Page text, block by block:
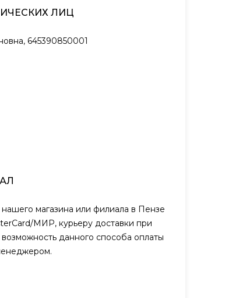
ЛИЦ
645390850001
магазина или филиала в Пензе
МИР, курьеру доставки при
данного способа оплаты